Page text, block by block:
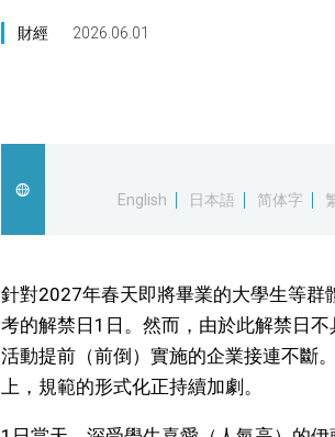
財經 2026.06.01
English
日本語 简体字
針對2027年春天即將畢業的大學生等群
考的解禁日1日。然而，由於此解禁日
活動提前（前倒）實施的企業接連不斷
上，規範的形式化正持續加劇。